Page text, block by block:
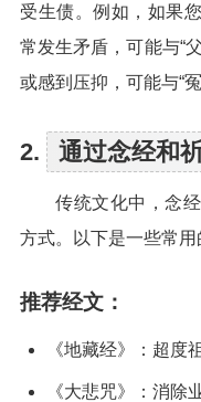
受生债。例如，如果
常发生矛盾，可能与“
或感到压抑，可能与“
2. 通过念经和
传统文化中，念
方式。以下是一些常用
推荐经文：
《地藏经》：超度
《大悲咒》：消除